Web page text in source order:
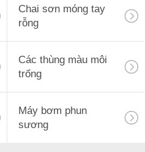
Chai sơn móng tay
rỗng
Các thùng màu môi
trống
Máy bơm phun
sương